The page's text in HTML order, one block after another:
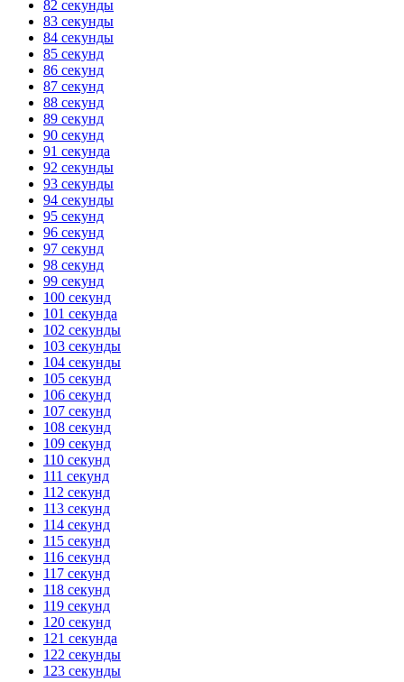
82 секунды
83 секунды
84 секунды
85 секунд
86 секунд
87 секунд
88 секунд
89 секунд
90 секунд
91 секунда
92 секунды
93 секунды
94 секунды
95 секунд
96 секунд
97 секунд
98 секунд
99 секунд
100 секунд
101 секунда
102 секунды
103 секунды
104 секунды
105 секунд
106 секунд
107 секунд
108 секунд
109 секунд
110 секунд
111 секунд
112 секунд
113 секунд
114 секунд
115 секунд
116 секунд
117 секунд
118 секунд
119 секунд
120 секунд
121 секунда
122 секунды
123 секунды